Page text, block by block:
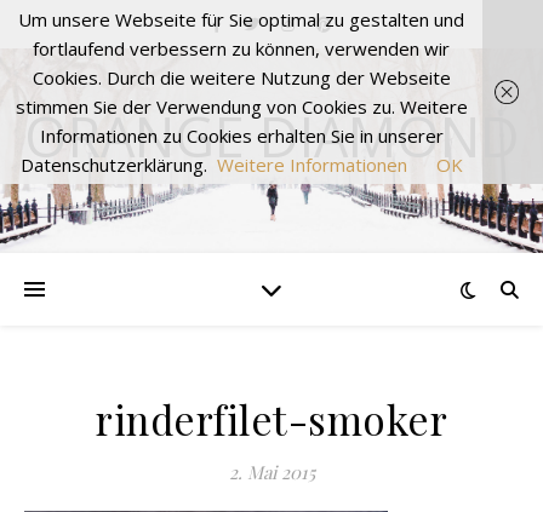
ORANGE DIAMOND
rinderfilet-smoker
2. Mai 2015
Um unsere Webseite für Sie optimal zu gestalten und
fortlaufend verbessern zu können, verwenden wir
Cookies. Durch die weitere Nutzung der Webseite
stimmen Sie der Verwendung von Cookies zu. Weitere
Informationen zu Cookies erhalten Sie in unserer
Datenschutzerklärung. Weitere Informationen OK